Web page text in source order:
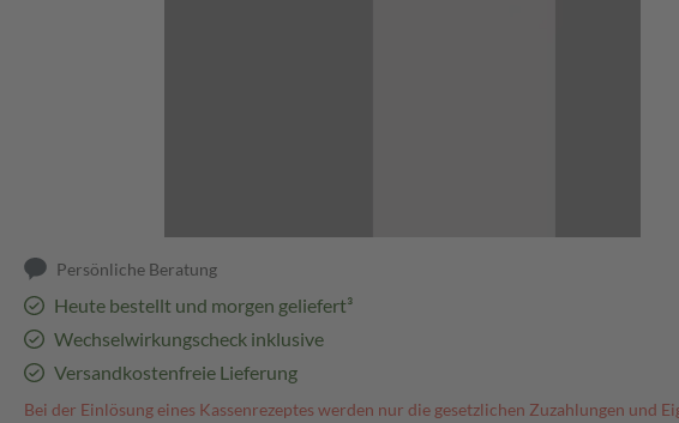
Persönliche Beratung
Heute bestellt und morgen geliefert³
Wechselwirkungscheck inklusive
Versandkostenfreie Lieferung
Bei der Einlösung eines Kassenrezeptes werden nur die gesetzlichen Zuzahlungen und